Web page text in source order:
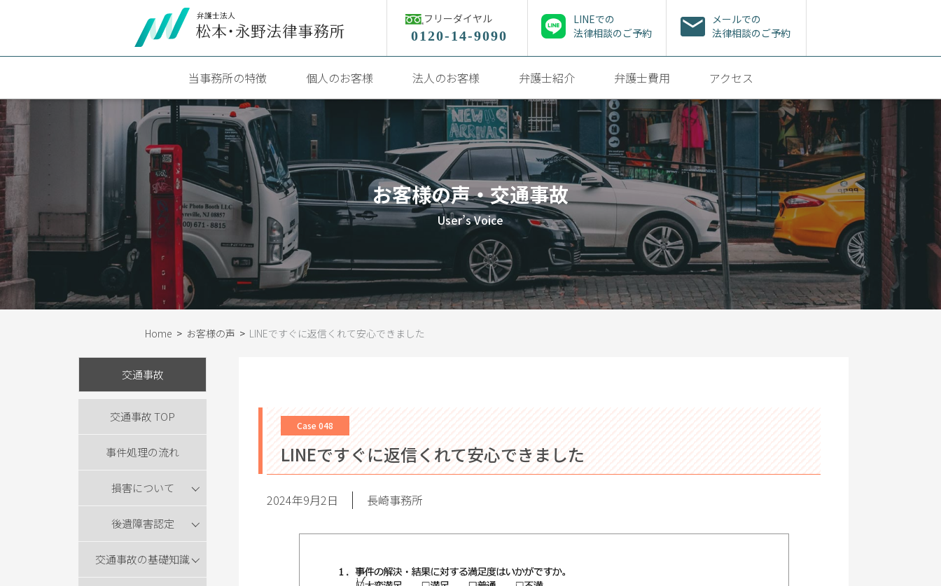
フリーダイヤル
0120-14-9090
LINEでの
法律相談のご予約
メールでの
法律相談のご予約
当事務所の特徴 個人のお客様 法人のお客様 弁護士紹介 弁護士費用 アクセス
お客様の声・交通事故
User’s Voice
Home > お客様の声 > LINEですぐに返信くれて安心できました
交通事故
交通事故 TOP
事件処理の流れ
損害について
後遺障害認定
交通事故の基礎知識
Case 048
LINEですぐに返信くれて安心できました
2024年9月2日 長崎事務所